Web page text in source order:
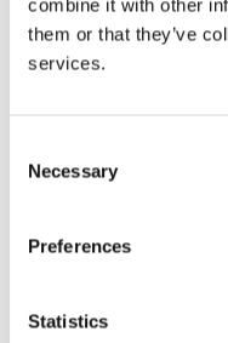
combine it with other
them or that they’ve
services.
Selection
Necessary
Preferences
Statistics